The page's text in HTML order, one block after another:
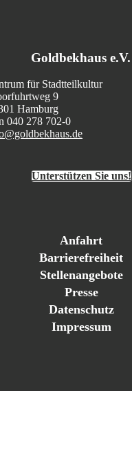
Goldbekhaus e.V.
für Stadtteilkultur
9
Hamburg
040 278 702-0
Unterstützen Sie uns!
Anfahrt
Barrierefreiheit
Stellenangebote
Presse
Datenschutz
Impressum